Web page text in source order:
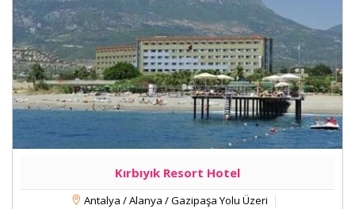
Kırbıyık Resort Hotel
Antalya / Alanya / Gazipaşa Yolu Üzeri